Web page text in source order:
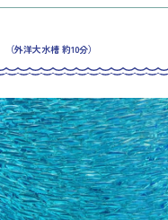
（外洋大水槽 約10分）